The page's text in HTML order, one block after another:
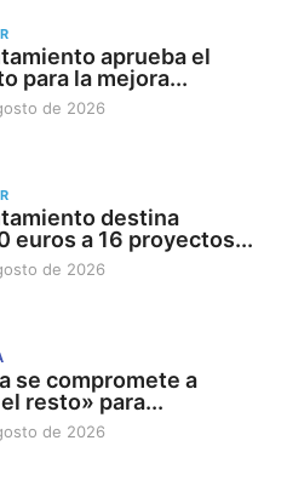
aprueba el
para la mejora...
de 2026
destina
euros a 16 proyectos...
de 2026
se compromete a
resto» para...
de 2026